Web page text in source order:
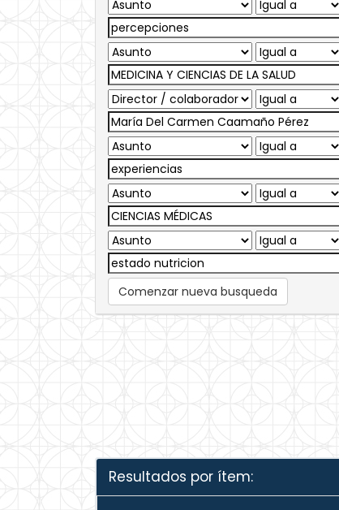
Comenzar nueva busqueda
Resultados por ítem: